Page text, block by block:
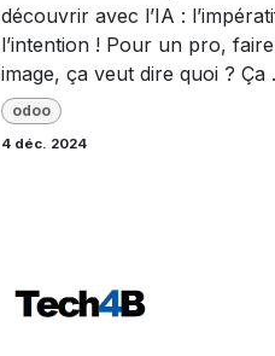
découvrir avec l’IA :
l’intention ! Pour un pro,
image, ça veut dire quoi ? Ça
odoo
4 déc. 2024